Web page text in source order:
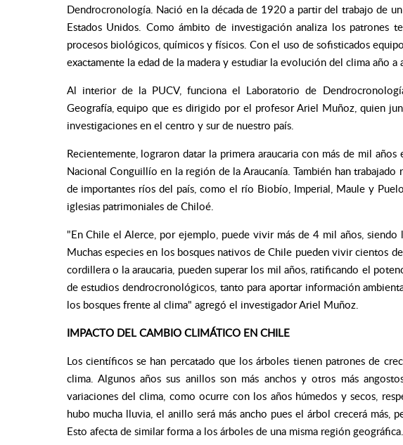
Dendrocronología. Nació en la década de 1920 a partir del trabajo de
Estados Unidos. Como ámbito de investigación analiza los patrones
procesos biológicos, químicos y físicos. Con el uso de sofisticados
exactamente la edad de la madera y estudiar la evolución del clima año
Al interior de la PUCV, funciona el Laboratorio de
Geografía, equipo que es dirigido por el profesor Ariel Muñoz, quien
investigaciones en el centro y sur de nuestro país.
Recientemente, lograron datar la primera araucaria con más de mil
Nacional Conguillío en la región de la Araucanía. También han
de importantes ríos del país, como el río Biobío, Imperial, Maule y
iglesias patrimoniales de Chiloé.
"En Chile el Alerce, por ejemplo, puede vivir más de 4 mil años, siendo
Muchas especies en los bosques nativos de Chile pueden vivir cientos
cordillera o la araucaria, pueden superar los mil años, ratificando el
de estudios dendrocronológicos, tanto para aportar información
los bosques frente al clima" agregó el investigador Ariel Muñoz.
IMPACTO DEL CAMBIO CLIMÁTICO EN CHILE
Los científicos se han percatado que los árboles tienen patrones de
clima. Algunos años sus anillos son más anchos y otros más
variaciones del clima, como ocurre con los años húmedos y secos,
hubo mucha lluvia, el anillo será más ancho pues el árbol crecerá más,
Esto afecta de similar forma a los árboles de una misma región geográfica.